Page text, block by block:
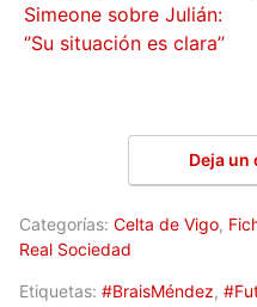
Simeone sobre Julián:
‘’Su situación es clara’’
Deja un
Categorías: Celta de Vigo,
Real Sociedad
Etiquetas: #BraisMéndez,